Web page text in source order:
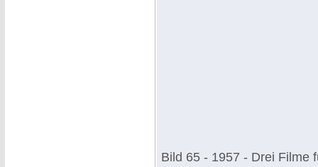
Bild 65 - 1957 - Drei Filme